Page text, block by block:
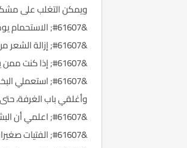
ويمكن التغلب على
&#61607; الاستحمام يومياً بالماء الدافئ والصابون.
&#61607; إزالة الشعر من تحت الإبطين والعانة فهي من سنن الفطرة، وقد وقتت الشريعة الإسلامية مدة أربعين يوما كحد أقصى لإزالة هذا الشعر.
&#61607; إذا كنت ممن يفضلن البخور على العطور فضعي قطرة من دهن العود تحت كل إبط تكفيك لمدة يومين.
&#61607;
وأغلقي باب الغرفة،
&#61607; اعلمي أن البشرة الجافة تمتص الزيوت الموجودة بالعطور؛ لذلك تذهب رائحة العطر بسرعة. أما البشرة الدهنية فهي أكثر احتفاظاً برائحة العطر.
&#61607; الفتيات صغيرات السن يناسبهن العطر المصنوع من الزهور، أما النساء الأكبر سناً فيناسبهن العطر الأثقل والأقوى.